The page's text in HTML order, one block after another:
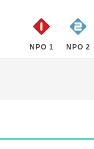
NPO 1 NPO 2